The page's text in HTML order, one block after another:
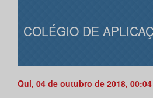
COLÉGIO DE
Qui, 04 de outubro de 2018, 00:04